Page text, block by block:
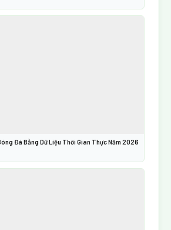
Đá Bằng Dữ Liệu Thời Gian Thực Năm 2026